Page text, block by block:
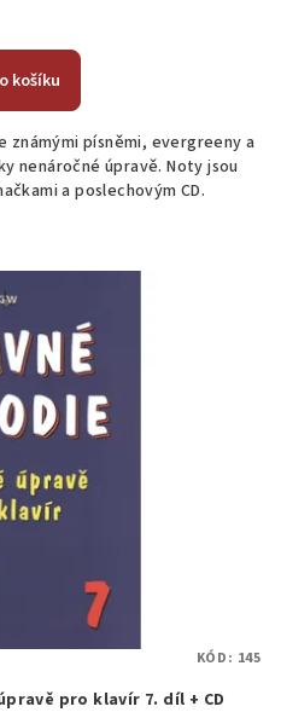
hodnocení
produktu
z
5
hvězdiček.
košíku
známými písněmi, evergreeny a
nenáročné úpravě. Noty jsou
a poslechovým CD.
úpravě pro klavír 7. díl + CD
KÓD: 145